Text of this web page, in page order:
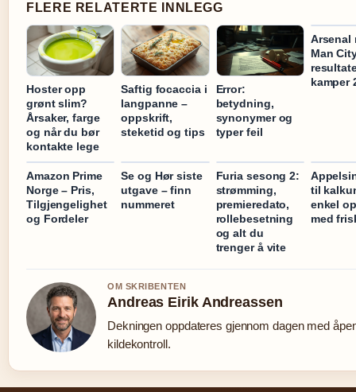
FLERE RELATERTE INNLEGG
Hoster opp
grønt slim?
Årsaker, farge
og når du bør
kontakte lege
Saftig focaccia i
langpanne –
oppskrift,
steketid og tips
Error:
betydning,
synonymer og
typer feil
Arsenal
Man
kamper
Amazon Prime
Norge – Pris,
Tilgjengelighet
og Fordeler
Se og Hør siste
utgave – finn
nummeret
Furia sesong 2:
strømming,
premieredato,
rollebesetning
og alt du
trenger å vite
til
enkel
med
OM SKRIBENTEN
Andreas Eirik Andreassen
Dekningen oppdateres gjennom dagen med
kildekontroll.